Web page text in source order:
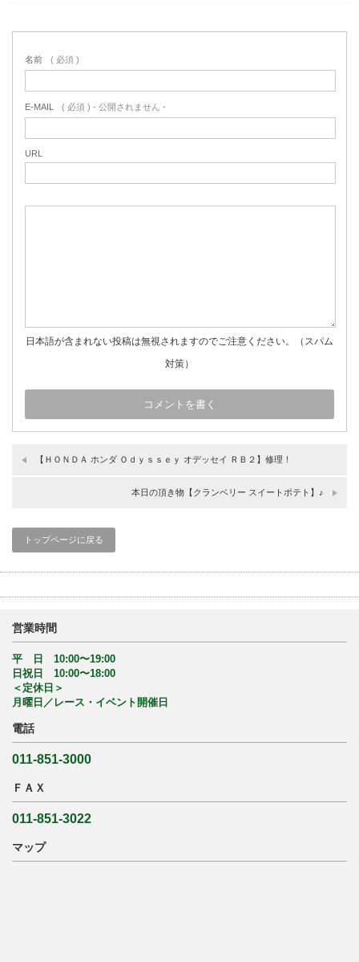
名前 ( 必須 )
E-MAIL ( 必須 ) - 公開されません -
URL
日本語が含まれない投稿は無視されますのでご注意ください。（スパム
対策）
【ＨＯＮＤＡ ホンダ Ｏｄｙｓｓｅｙ オデッセイ ＲＢ２】修理！
本日の頂き物【クランベリー スイートポテト】♪
トップページに戻る
営業時間
平 日 10:00〜19:00
日祝日 10:00〜18:00
＜定休日＞
月曜日／レース・イベント開催日
電話
011-851-3000
ＦＡＸ
011-851-3022
マップ